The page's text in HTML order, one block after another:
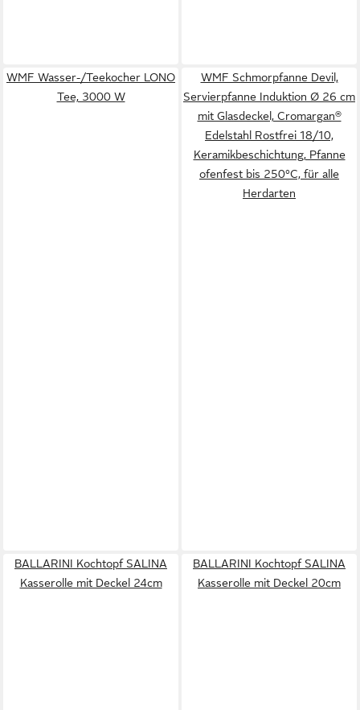
WMF Wasser-/Teekocher LONO
Tee, 3000 W
WMF Schmorpfanne Devil,
Servierpfanne Induktion Ø 26 cm
mit Glasdeckel, Cromargan®
Edelstahl Rostfrei 18/10,
Keramikbeschichtung, Pfanne
ofenfest bis 250°C, für alle
Herdarten
BALLARINI Kochtopf SALINA
Kasserolle mit Deckel 24cm
BALLARINI Kochtopf SALINA
Kasserolle mit Deckel 20cm